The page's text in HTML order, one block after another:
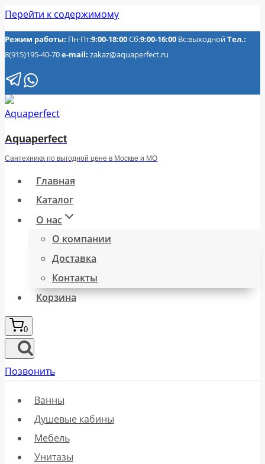
Перейти к содержимому
Режим работы: Пн-Пт:9:00-18:00Сб:9:00-16:00 Вс:выходнойТел.:
8(915)195-40-70e-mail: zakaz@aquaperfect.ru
Aquaperfect
Сантехника по выгодной цене в Москве и МО
Главная
Каталог
О нас
О компании
Доставка
Контакты
Корзина
0
Позвонить
Ванны
Душевые кабины
Мебель
Унитазы